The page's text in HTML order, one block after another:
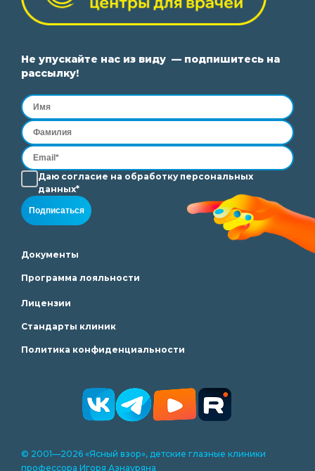
Не упускайте нас из виду — подпишитесь на
рассылку!
Даю согласие на обработкуперсональных
данных*
Подписаться
Документы
Программа лояльности
Лицензии
Стандарты клиник
Политика конфиденциальности
© 2001—2026 «Ясный взор», детские глазные клиники
профессора Игоря Азнауряна